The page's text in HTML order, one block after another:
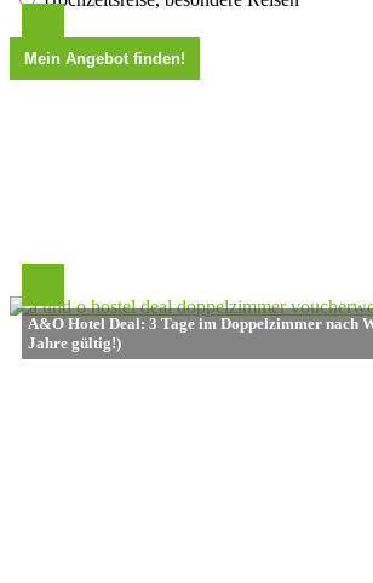
A&O Hotel Deal: 3 Tage im Doppelzimmer nach
Jahre gültig!)